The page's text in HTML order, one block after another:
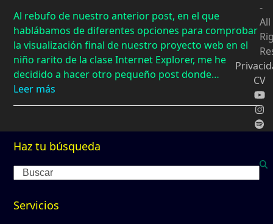
Al rebufo de nuestro anterior post, en el que
hablábamos de diferentes opciones para comprobar
la visualización final de nuestro proyecto web en el
niño rarito de la clase Internet Explorer, me he
decidido a hacer otro pequeño post donde…
Leer más
Haz tu búsqueda
Search
Servicios
-
All
CV